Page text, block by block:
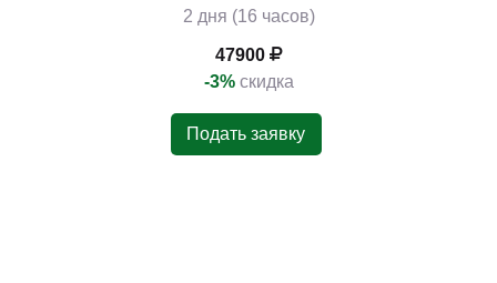
2 дня (16 часов)
47900
-3% скидка
Подать заявку